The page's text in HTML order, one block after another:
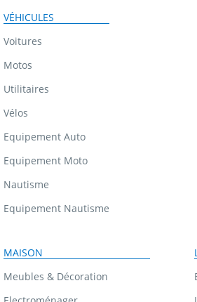
VÉHICULES
Voitures
Motos
Utilitaires
Vélos
Equipement Auto
Equipement Moto
Nautisme
Equipement Nautisme
MAISON
Meubles & Décoration